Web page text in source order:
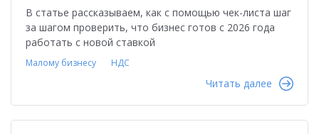
В статье рассказываем, как с помощью чек-листа шаг
за шагом проверить, что бизнес готов с 2026 года
работать с новой ставкой
Малому бизнесу НДС
Читать далее